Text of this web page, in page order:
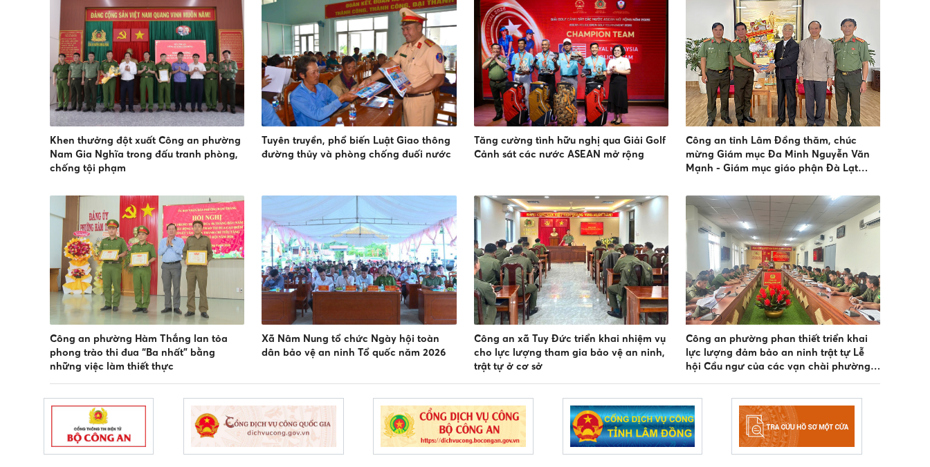
Khen thưởng đột xuất Công an phường
Nam Gia Nghĩa trong đấu tranh phòng,
chống tội phạm
Tuyên truyền, phổ biến Luật Giao thông
đường thủy và phòng chống đuối nước
Tăng cường tình hữu nghị qua Giải Golf
Cảnh sát các nước ASEAN mở rộng
Công an tỉnh Lâm Đồng thăm, chúc
mừng Giám mục Đa Minh Nguyễn Văn
Mạnh - Giám mục giáo phận Đà Lạt
Công an phường Hàm Thắng lan tỏa
phong trào thi đua “Ba nhất” bằng
những việc làm thiết thực
Xã Nâm Nung tổ chức Ngày hội toàn
dân bảo vệ an ninh Tổ quốc năm 2026
Công an xã Tuy Đức triển khai nhiệm vụ
cho lực lượng tham gia bảo vệ an ninh,
trật tự ở cơ sở
Công an phường phan thiết triển khai
lực lượng đảm bảo an ninh trật tự Lễ
hội Cầu ngư của các vạn chài phường